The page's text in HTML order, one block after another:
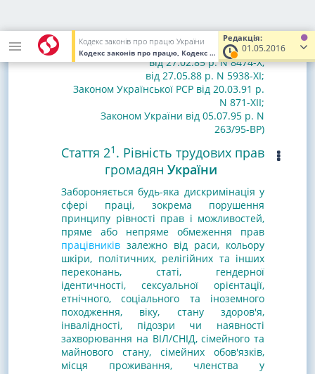
Редакція:
01.05.2016
Кодекс законів про працю України
Кодекс законів про працю, Кодекс України від 10.12.1971
Верховної Ради Української РСР від
29.07.81 р. N 2240-X,
від 27.02.85 р. N 8474-X,
від 27.05.88 р. N 5938-XI;
Законом Української РСР від 20.03.91 р.
N 871-XII;
Законом України від 05.07.95 р. N
263/95-ВР)
Стаття 21 . Рівність трудових прав
громадян України
Забороняється будь-яка дискримінація у
сфері праці, зокрема порушення
принципу рівності прав і можливостей,
пряме або непряме обмеження прав
працівників залежно від раси, кольору
шкіри, політичних, релігійних та інших
переконань, статі, гендерної
ідентичності, сексуальної орієнтації,
етнічного, соціального та іноземного
походження, віку, стану здоров'я,
інвалідності, підозри чи наявності
захворювання на ВІЛ/СНІД, сімейного та
майнового стану, сімейних обов'язків,
місця проживання, членства у